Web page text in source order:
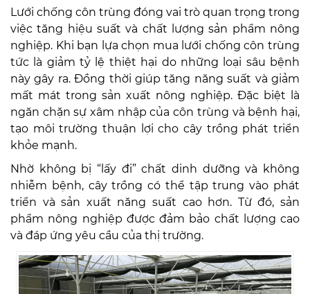
Lưới chống côn trùng đóng vai trò quan trọng trong
việc tăng hiệu suất và chất lượng sản phẩm nông
nghiệp. Khi bạn lựa chọn mua lưới chống côn trùng
tức là giảm tỷ lệ thiệt hại do những loại sâu bệnh
này gây ra. Đồng thời giúp tăng năng suất và giảm
mất mát trong sản xuất nông nghiệp. Đặc biệt là
ngăn chặn sự xâm nhập của côn trùng và bệnh hại,
tạo môi trường thuận lợi cho cây trồng phát triển
khỏe mạnh.
Nhờ không bị “lấy đi” chất dinh dưỡng và không
nhiễm bệnh, cây trồng có thể tập trung vào phát
triển và sản xuất năng suất cao hơn. Từ đó, sản
phẩm nông nghiệp được đảm bảo chất lượng cao
và đáp ứng yêu cầu của thị trường.